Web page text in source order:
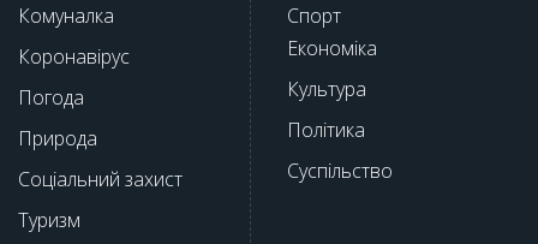
Комуналка
Коронавірус
Погода
Природа
Соціальний захист
Туризм
Спорт
Економіка
Культура
Політика
Суспільство